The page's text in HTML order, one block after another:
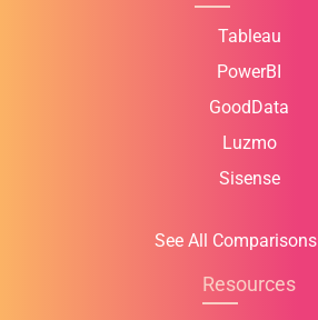
Tableau
PowerBI
GoodData
Luzmo
Sisense
See All Comparisons
Resources